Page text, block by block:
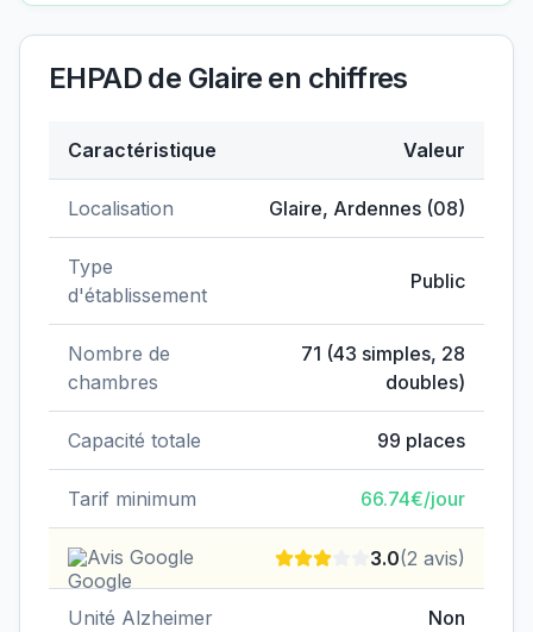
EHPAD de Glaire en chiffres
Caractéristique Valeur
Localisation Glaire, Ardennes (08)
Type
d'établissement
Public
Nombre de
chambres
71 (43 simples, 28
doubles)
Capacité totale 99 places
Tarif minimum 66.74€/jour
Avis Google 3.0(2 avis)
Unité Alzheimer Non